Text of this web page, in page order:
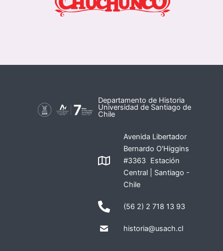
Departamento de Historia
Universidad de Santiago de
Chile
Avenida Libertador
Bernardo O'Higgins
#3363 Estación
Central | Santiago -
Chile
(56 2) 2 718 13 93
historia@usach.cl